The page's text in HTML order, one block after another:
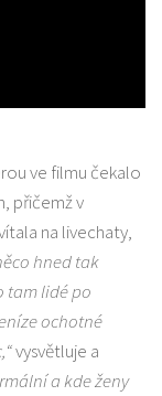
ve filmu čekalo
přičemž v
na livechaty,
hned tak
tam lidé po
ochotné
vysvětluje a
a kde ženy